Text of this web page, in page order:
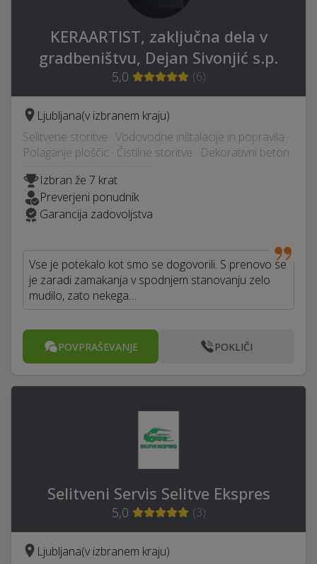
KERAARTIST, zaključna dela v
gradbeništvu, Dejan Sivonjić s.p.
5,0 (6)
Ljubljana(v izbranem kraju)
Selitvene storitve · Vodovodne inštalacije in popravila ·
Polaganje ploščic · Čistilne storitve · Dekorativni beton
Izbran že 7 krat
Preverjeni ponudnik
Garancija zadovoljstva
Vse je potekalo kot smo se dogovorili. S prenovo se
je zaradi zamakanja v spodnjem stanovanju zelo
mudilo, zato nekega…
POVPRAŠEVANJE POKLIČI
Selitveni Servis Selitve Ekspres
5,0 (3)
Ljubljana(v izbranem kraju)